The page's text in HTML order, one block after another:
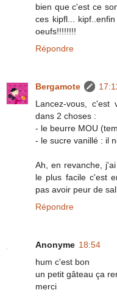
bien que c'est ce
ces kipfl...
oeufs!!!!!!!!
Répondre
Bergamote
Lancez-vous, c'est
dans 2 choses :
- le beurre MOU
- le sucre vanillé : il
Ah, en revanche,
le plus facile c'est
pas avoir peur de
Répondre
Anonyme 18:54
hum c'est bon
un petit gâteau ça
merci